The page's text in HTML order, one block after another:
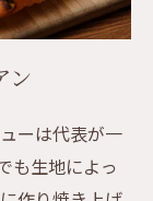
ン
ーは代表が一
も生地によっ